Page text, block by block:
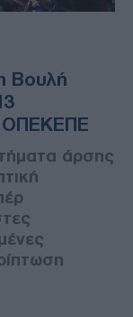
Βουλή
ΟΠΕΚΕΠΕ
άρσης